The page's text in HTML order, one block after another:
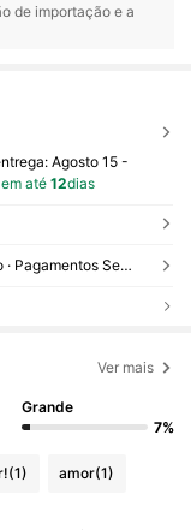
de importação e a
Agosto 15 -
até12dias
Reenviar se o item estiver perdido/danificado · Pagamentos Seguros · Proteção de privacidade
Ver mais
Grande
7%
(1) amor(1)